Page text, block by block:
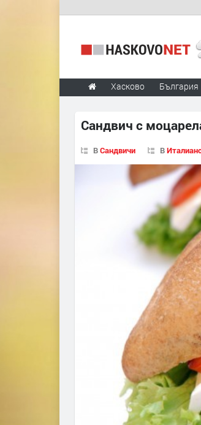
Хасково България
Сандвич с
ВСандвичи В